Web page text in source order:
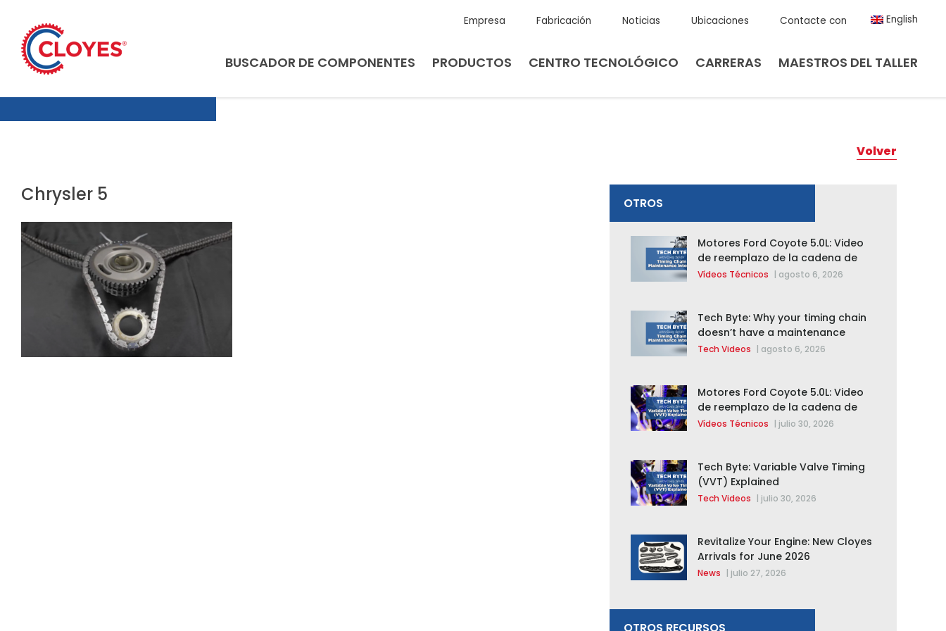
contenido
Empresa Fabricación Noticias Ubicaciones Contacte con English
BUSCADOR DE COMPONENTES PRODUCTOS CENTRO TECNOLÓGICO CARRERAS MAESTROS DEL TALLER
Volver
Chrysler 5 OTROS
Motores Ford Coyote 5.0L: Video
de reemplazo de la cadena de
distribución de la F-150 2015 –
Vídeos Técnicos | agosto 6, 2026
Tech Byte: Why your timing chain
doesn’t have a maintenance
interval
Tech Videos | agosto 6, 2026
Motores Ford Coyote 5.0L: Video
de reemplazo de la cadena de
distribución de la F-150 2015 –
Vídeos Técnicos | julio 30, 2026
Tech Byte: Variable Valve Timing
(VVT) Explained
Tech Videos | julio 30, 2026
Revitalize Your Engine: New Cloyes
Arrivals for June 2026
News | julio 27, 2026